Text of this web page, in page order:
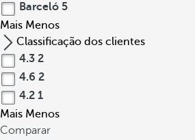
Barceló 5
Mais Menos
Classificação dos clientes
4.3 2
4.6 2
4.2 1
Mais Menos
Comparar